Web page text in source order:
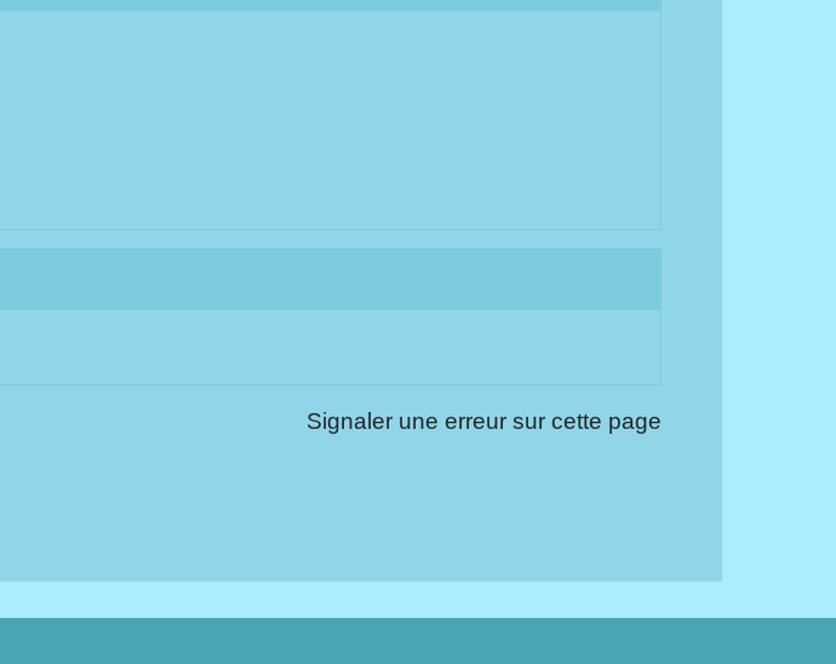
Signaler une erreur sur cette page